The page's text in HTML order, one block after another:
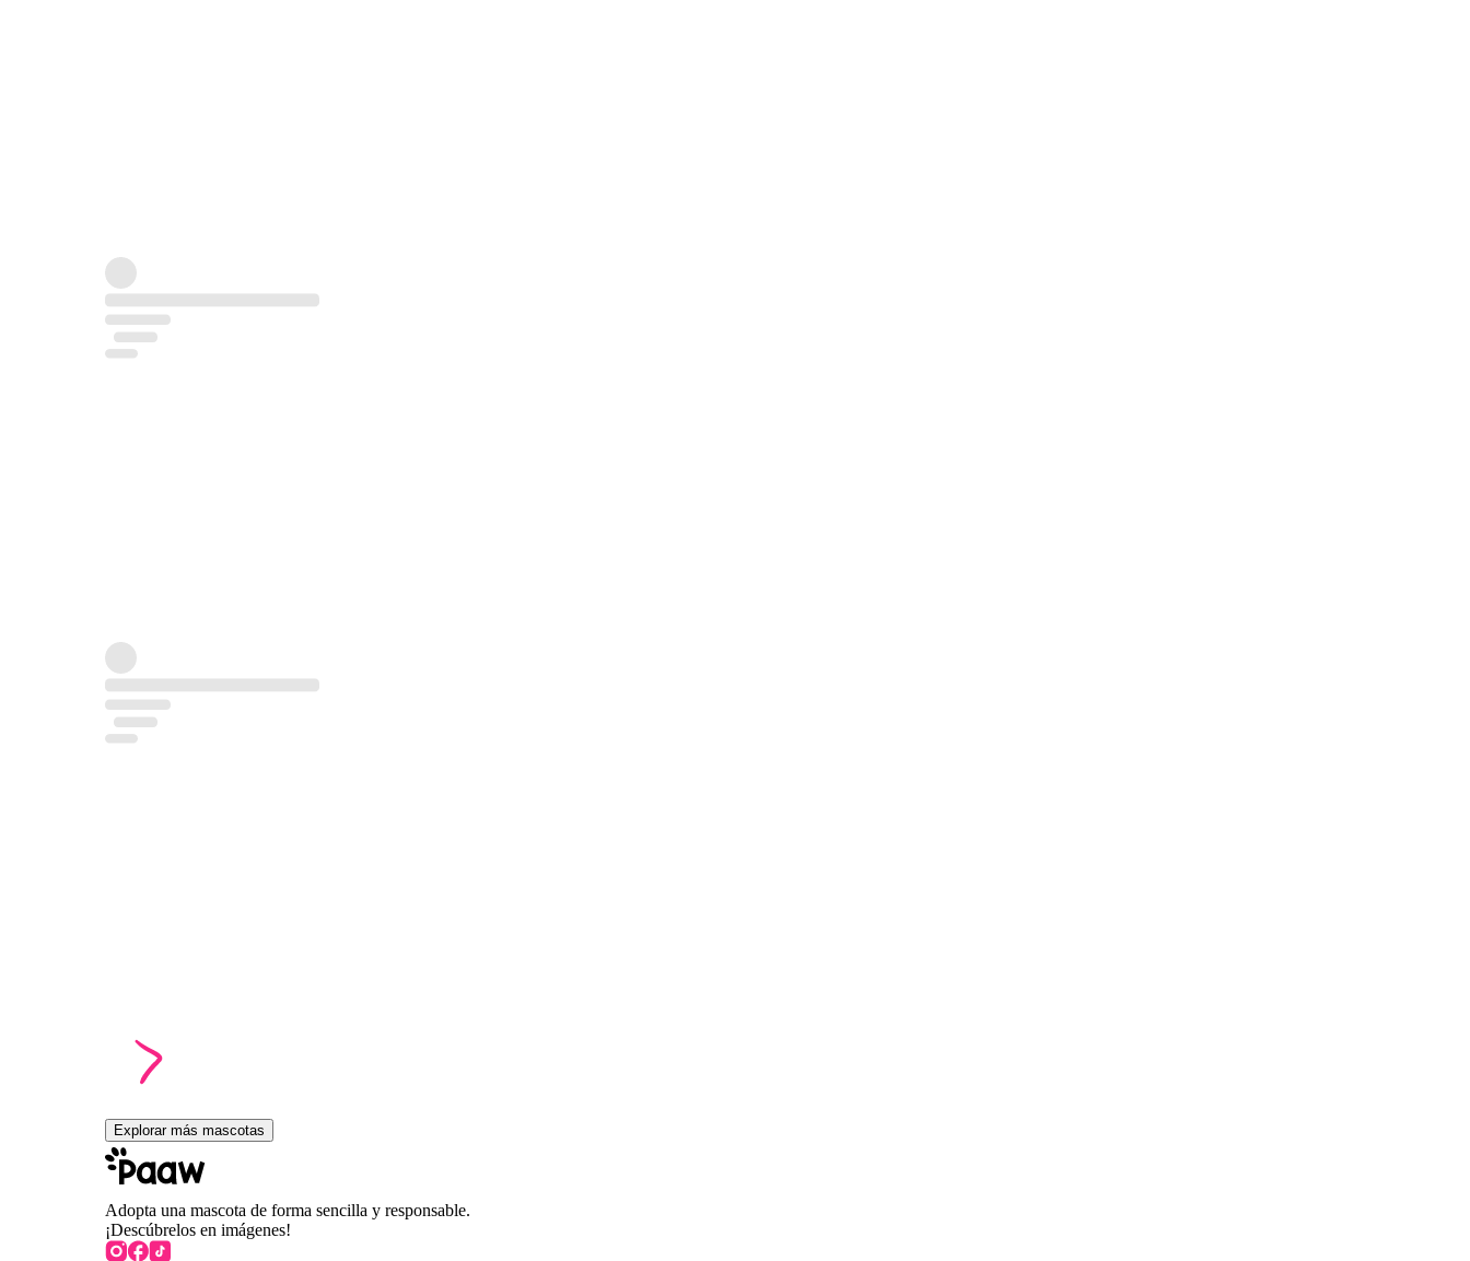
Explorar más mascotas
Adopta una mascota de forma sencilla y responsable.
¡Descúbrelos en imágenes!